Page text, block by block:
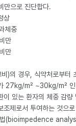
만으로 진단합다.
상
체중
만
만
비)의 경우, 식약처로부
27kg/m² ~30kg/m² 인
이 있는 환자의 체중 감
조제로서 투여하는 것으
(bioimpedence